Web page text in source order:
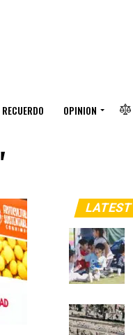
RECUERDO OPINION
LATEST